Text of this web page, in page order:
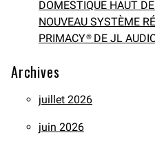
DOMESTIQUE HAUT
NOUVEAU SYSTÈME
PRIMACY® DE JL
Archives
juillet 2026
juin 2026